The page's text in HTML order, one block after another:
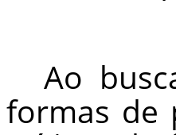
Ao
formas de